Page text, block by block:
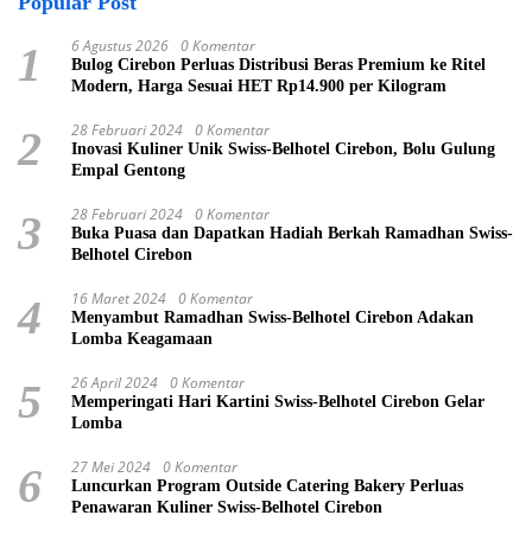
1 6 Agustus 2026 0 Komentar
Bulog Cirebon Perluas Distribusi Beras Premium ke Ritel
Modern, Harga Sesuai HET Rp14.900 per Kilogram
2 28 Februari 2024 0 Komentar
Inovasi Kuliner Unik Swiss-Belhotel Cirebon, Bolu Gulung
Empal Gentong
3 28 Februari 2024 0 Komentar
Buka Puasa dan Dapatkan Hadiah Berkah Ramadhan Swiss-
Belhotel Cirebon
4 16 Maret 2024 0 Komentar
Menyambut Ramadhan Swiss-Belhotel Cirebon Adakan
Lomba Keagamaan
5 26 April 2024 0 Komentar
Memperingati Hari Kartini Swiss-Belhotel Cirebon Gelar
Lomba
6 27 Mei 2024 0 Komentar
Luncurkan Program Outside Catering Bakery Perluas
Penawaran Kuliner Swiss-Belhotel Cirebon